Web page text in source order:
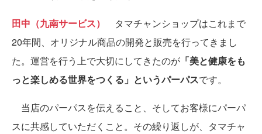
田中（九南サービス）
タマチャンショップはこれまで
20年間、オリジナル商品の開発と販売を行ってきまし
た。運営を行う上で大切にしてきたのが 「美と健康をも
っと楽しめる世界をつくる」というパーパスです。
当店のパーパスを伝えること、そしてお客様にパーパ
スに共感していただくこと。その繰り返しが、タマチャ